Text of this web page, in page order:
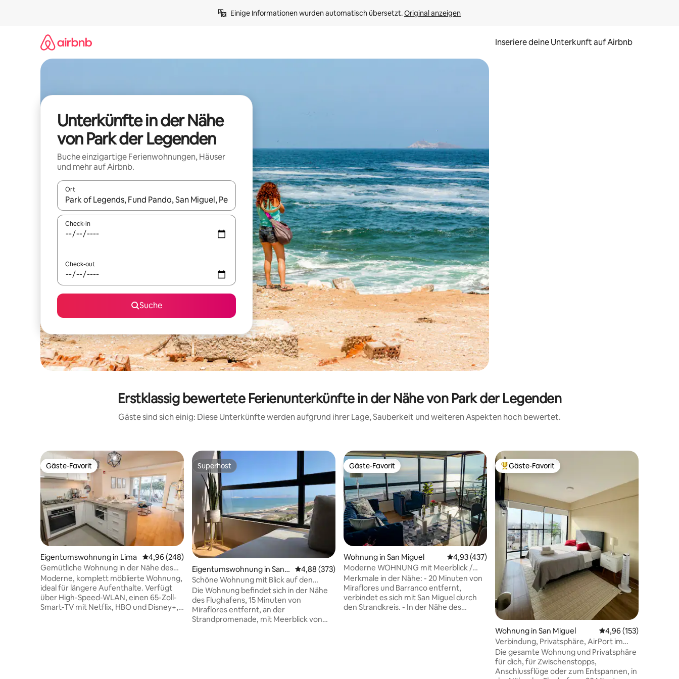
Einige Informationen wurden automatisch übersetzt. Original anzeigen
Inseriere deine Unterkunft auf Airbnb
Unterkünfte in der Nähe
von Park der Legenden
Buche einzigartige Ferienwohnungen, Häuser
und mehr auf Airbnb.
Ort
Wenn Ergebnisse verfügbar sind, navigiere mit den Pfeiltasten nach oben und unten oder erkunde die Ergebnisse durch Berühren oder Wischgesten.
Check-in
Check-out
Suche
Erstklassig bewertete Ferienunterkünfte in der Nähe von Park der Legenden
Gäste sind sich einig: Diese Unterkünfte werden aufgrund ihrer Lage, Sauberkeit und weiteren Aspekten hoch bewertet.
Gäste-Favorit
Gäste-Favorit
Eigentumswohnung in Lima Durchschnittliche Bewertung: 4,96 von 5, 248 Bewertungen
4,96 (248)
Gemütliche Wohnung in der Nähe des
Flughafens mit Pool, Fitnessstudio &
Parkplatz
Moderne, komplett möblierte Wohnung,
ideal für längere Aufenthalte. Verfügt
über High-Speed-WLAN, einen 65-Zoll-
Smart-TV mit Netflix, HBO und Disney+,
Superhost
Superhost
Eigentumswohnung in San
Miguel
Durchschnittliche Bewertung: 4,88 von 5, 373 Bewertungen
4,88 (373)
Schöne Wohnung mit Blick auf den
Ozean
Die Wohnung befindet sich in der Nähe
des Flughafens, 15 Minuten von
Miraflores entfernt, an der
Strandpromenade, mit Meerblick von
Gäste-Favorit
Gäste-Favorit
Wohnung in San Miguel Durchschnittliche Bewertung: 4,93 von 5, 437 Bewertungen
4,93 (437)
Moderne WOHNUNG mit Meerblick /
3 Schlafzimmer / Pool​
Merkmale in der Nähe: - 20 Minuten von
Miraflores und Barranco entfernt,
verbindet es sich mit San Miguel durch
den Strandkreis. - In der Nähe des
Beliebter Gäste-Favorit.
Gäste-Favorit
Wohnung in San Miguel Durchschnittliche
4,96 (153)
Verbindung, Privatsphäre, AirPort im
gesamten Apartment, alles für dich
Die gesamte Wohnung und Privatsphäre
für dich, für Zwischenstopps,
Anschlussflüge oder zum Entspannen, in